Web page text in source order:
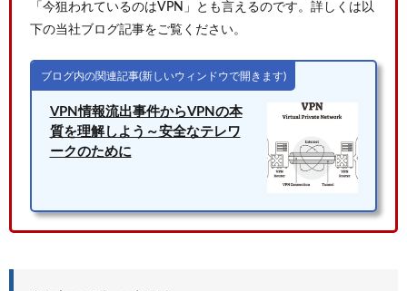
「今狙われているのはVPN」とも言えるのです。詳しくは以
下の当社ブログ記事をご覧ください。
ブログ内の関連記事(新しいウィンドウで開きます)
VPN情報流出事件からVPNの本
質を理解しよう～安全なテレワ
ークのために